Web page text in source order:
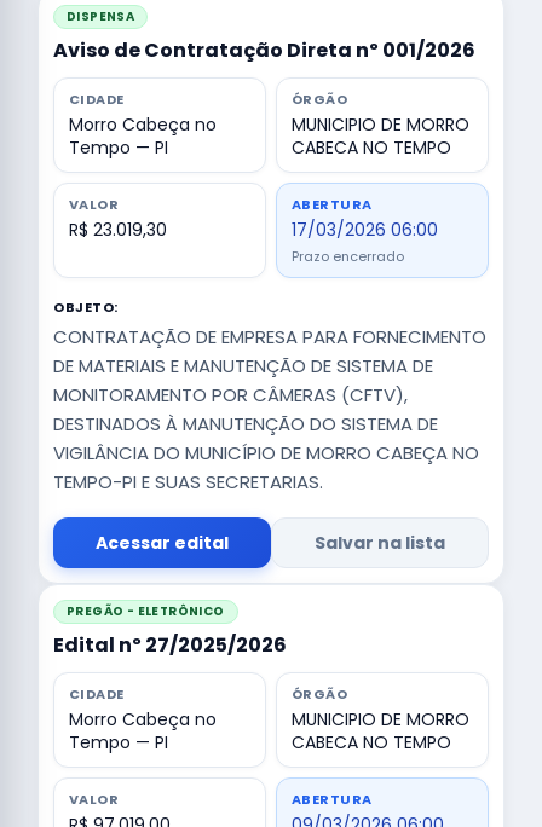
DISPENSA
Aviso de Contratação Direta nº 001/2026
CIDADE
Morro Cabeça no
Tempo — PI
ÓRGÃO
MUNICIPIO DE MORRO
CABECA NO TEMPO
VALOR
R$ 23.019,30
ABERTURA
17/03/2026 06:00
Prazo encerrado
OBJETO:
CONTRATAÇÃO DE EMPRESA PARA FORNECIMENTO
DE MATERIAIS E MANUTENÇÃO DE SISTEMA DE
MONITORAMENTO POR CÂMERAS (CFTV),
DESTINADOS À MANUTENÇÃO DO SISTEMA DE
VIGILÂNCIA DO MUNICÍPIO DE MORRO CABEÇA NO
TEMPO-PI E SUAS SECRETARIAS.
Acessar edital Salvar na lista
PREGÃO - ELETRÔNICO
Edital nº 27/2025/2026
CIDADE
Morro Cabeça no
Tempo — PI
ÓRGÃO
MUNICIPIO DE MORRO
CABECA NO TEMPO
VALOR ABERTURA